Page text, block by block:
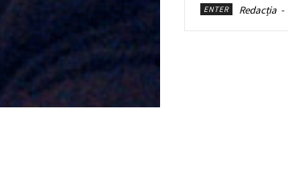
ENTER Redacția -